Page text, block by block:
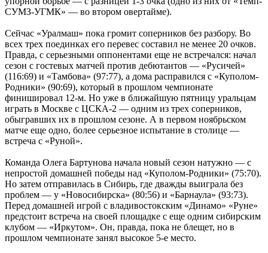
СУМЗ-УГМК» — во втором овертайме).
Сейчас «Уралмаш» пока громит соперников без разбору. Во
всех трех поединках его перевес составил не менее 20 очков.
Правда, с серьезными оппонентами еще не встречался: начал
сезон с гостевых матчей против дебютантов — «Русичей»
(116:69) и «Тамбова» (97:77), а дома расправился с «Куполом-
Родники» (90:69), который в прошлом чемпионате
финишировал 12-м. Но уже в ближайшую пятницу уральцам
играть в Москве с ЦСКА-2 — одним из трех соперников,
обыгравших их в прошлом сезоне. А в первом ноябрьском
матче еще одно, более серьезное испытание в столице —
встреча с «Руной».
Команда Олега Бартунова начала новый сезон натужно — с
непростой домашней победы над «Куполом-Родники» (75:70).
Но затем отправилась в Сибирь, где дважды выиграла без
проблем — у «Новосибирска» (80:56) и «Барнаула» (93:73).
Перед домашней игрой с владивостокским «Динамо» «Руне»
предстоит встреча на своей площадке с еще одним сибирским
клубом — «Иркутом». Он, правда, пока не блещет, но в
прошлом чемпионате занял высокое 5-е место.